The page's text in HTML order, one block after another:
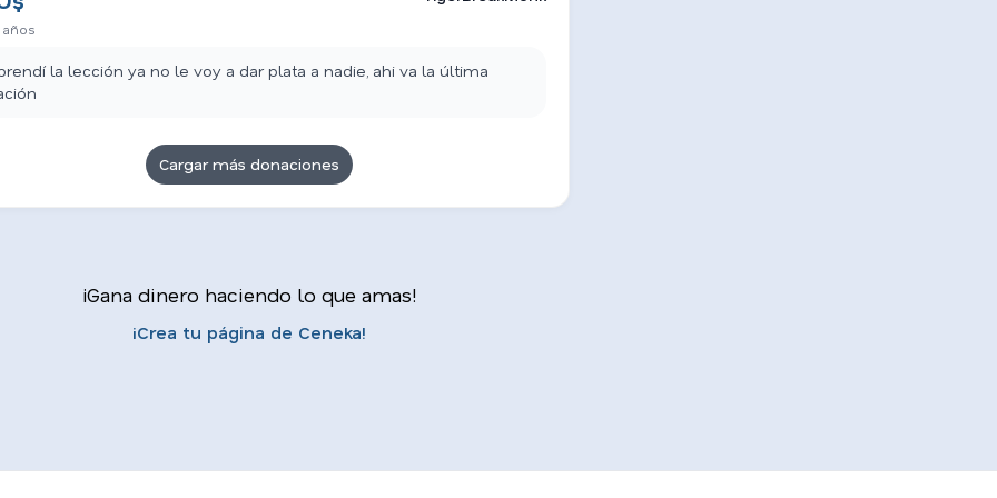
la lección ya no le voy a dar plata a nadie, ahi va la última
Cargar más donaciones
¡Gana dinero haciendo lo que amas!
¡Crea tu página de Ceneka!